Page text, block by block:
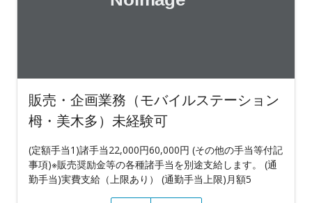
販売・企画業務（モバイルステーション
栂・美木多）未経験可
(定額手当1)諸手当22,000円60,000円 (その他の手当等付記
事項)※販売奨励金等の各種諸手当を別途支給します。 (通
勤手当)実費支給（上限あり） (通勤手当上限)月額5